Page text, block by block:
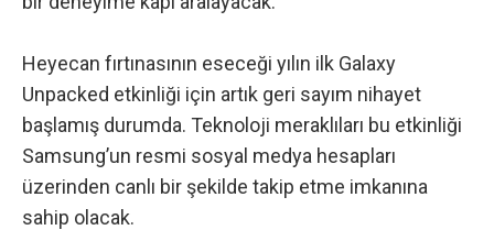
Heyecan fırtınasının eseceği yılın ilk Galaxy
Unpacked etkinliği için artık geri sayım nihayet
başlamış durumda. Teknoloji meraklıları bu etkinliği
Samsung’un resmi sosyal medya hesapları
üzerinden canlı bir şekilde takip etme imkanına
sahip olacak.